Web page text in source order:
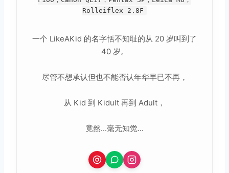
Rolleiflex 2.8F
一个 LikeAKid 的名字恬不知耻的从 20 岁叫到了
40 岁。
尽管不想承认但也不能否认年华早已不再，
从 Kid 到 Kidult 再到 Adult，
竟然...毫无知觉...